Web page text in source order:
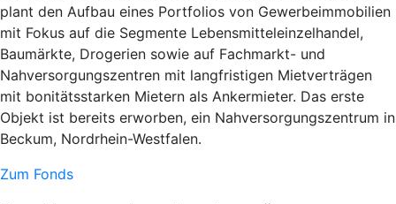
plant den Aufbau eines Portfolios von Gewerbeimmobilien
mit Fokus auf die Segmente Lebensmitteleinzelhandel,
Baumärkte, Drogerien sowie auf Fachmarkt- und
Nahversorgungszentren mit langfristigen Mietverträgen
mit bonitätsstarken Mietern als Ankermieter. Das erste
Objekt ist bereits erworben, ein Nahversorgungszentrum in
Beckum, Nordrhein-Westfalen.
Zum Fonds